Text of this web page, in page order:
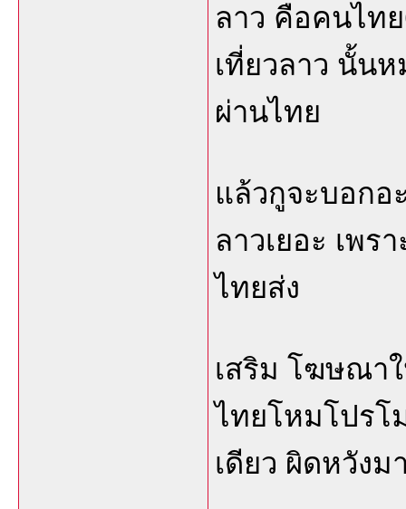
ลาว คือคนไท
เที่ยวลาว นั้น
ผ่านไทย
แล้วกูจะบอกอ
ลาวเยอะ เพร
ไทยส่ง
เสริม โฆษณา
ไทยโหมโปรโ
เดียว ผิดหวังม